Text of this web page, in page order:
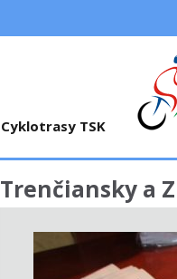
Cyklotrasy TSK
Trenčiansky a